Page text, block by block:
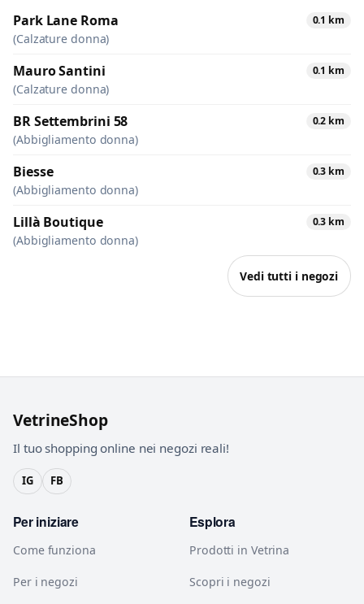
Park Lane Roma 0.1 km
(Calzature donna)
Mauro Santini 0.1 km
(Calzature donna)
BR Settembrini 58 0.2 km
(Abbigliamento donna)
Biesse 0.3 km
(Abbigliamento donna)
Lillà Boutique 0.3 km
(Abbigliamento donna)
Vedi tutti i negozi
VetrineShop
Il tuo shopping online nei negozi reali!
IG FB
Per iniziare
Come funziona
Per i negozi
Esplora
Prodotti in Vetrina
Scopri i negozi